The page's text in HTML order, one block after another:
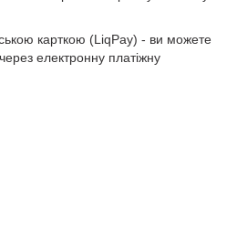
карткою (LiqPay) - ви можете
електронну платіжну